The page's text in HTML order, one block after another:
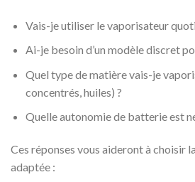
Vais-je utiliser le vaporisateur
Ai-je besoin d’un modèle discret
Quel type de matière vais-je
concentrés, huiles) ?
Quelle autonomie de batterie est
Ces réponses vous aideront à choisir
adaptée :